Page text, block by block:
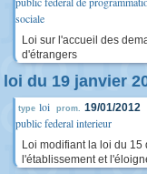
sociale
Loi sur l'accueil des
d'étrangers
loi du 19 janvier
type loi prom. 19/01/2012
public federal interieur
Loi modifiant la loi du
l'établissement et